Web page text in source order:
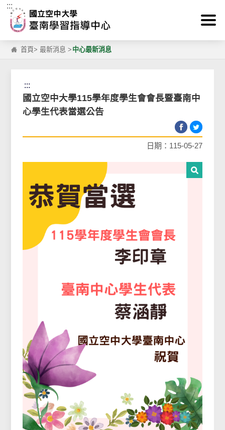
跳到主要內容區塊
:::
首頁>最新消息 > 中心最新消息
:::
國立空中大學115學年度學生會會長暨臺南中
心學生代表當選公告
日期：115-05-27